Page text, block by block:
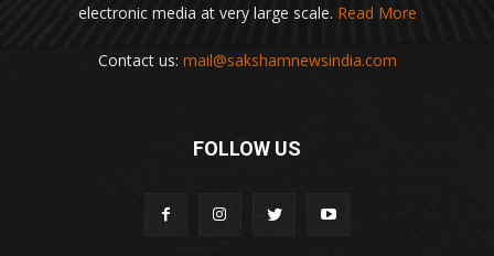
electronic media at very large scale. Read More
Contact us: mail@sakshamnewsindia.com
FOLLOW US